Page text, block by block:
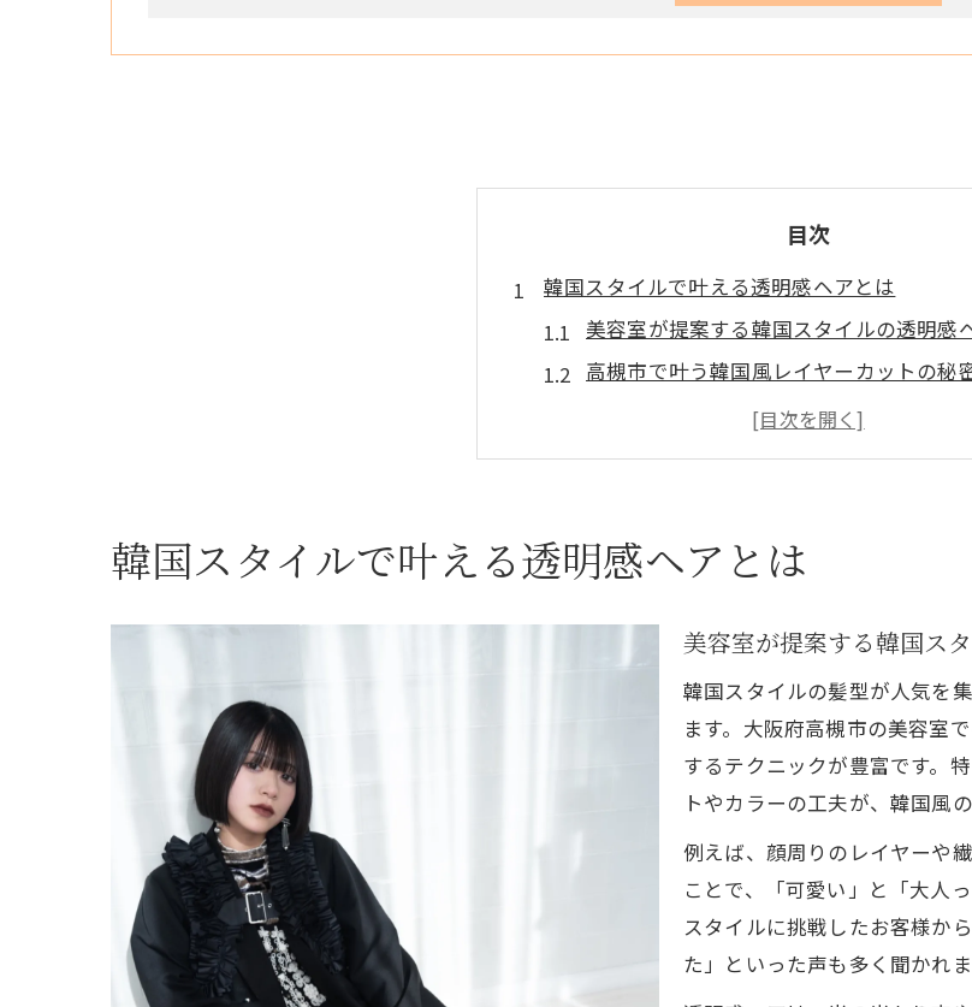
目次
韓国スタイルで叶える透明感ヘアとは
美容室が提案する韓国スタイルの透明感
高槻市で叶う韓国風レイヤーカットの秘
美容室で透明感を出すカラーの選び方と
韓国スタイル美容室の仕上がりに満足す
美容室選びで差がつく韓国風デザイン
韓国スタイル得意な美容室の見つけ方と選
美容室で人気の韓国風デザインのポイント
マツエクやネイル併設の美容室が韓国風
高槻で口コミ満足度が高い美容室の特徴
美容室の予約前に確認したい韓国スタイ
憧れの韓国レイヤーカット体験談集
韓国スタイル美容室で叶う骨格に合わせ
高槻市美容室の口コミで評判の韓国レイ
美容室スタッフが語る韓国風ヘアの仕上
韓国スタイルで叶える透明感ヘアとは
美容室が提案する韓国ス
韓国スタイルの髪型が人気を
ます。大阪府高槻市の美容室
するテクニックが豊富です。
トやカラーの工夫が、韓国風
例えば、顔周りのレイヤーや
ことで、「可愛い」と「大人
スタイルに挑戦したお客様か
た」といった声も多く聞かれま